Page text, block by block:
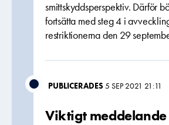
smittskyddsperspektiv. Därför
fortsätta med steg 4 i
restriktionerna den 29
PUBLICERADES5 SEP 2021 21:11
Viktigt